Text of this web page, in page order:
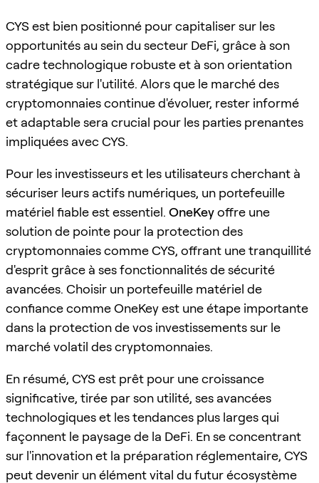
CYS est bien positionné pour capitaliser sur les
opportunités au sein du secteur DeFi, grâce à son
cadre technologique robuste et à son orientation
stratégique sur l'utilité. Alors que le marché des
cryptomonnaies continue d'évoluer, rester informé
et adaptable sera crucial pour les parties prenantes
impliquées avec CYS.
Pour les investisseurs et les utilisateurs cherchant à
sécuriser leurs actifs numériques, un portefeuille
matériel fiable est essentiel. OneKeyoffre une
solution de pointe pour la protection des
cryptomonnaies comme CYS, offrant une tranquillité
d'esprit grâce à ses fonctionnalités de sécurité
avancées. Choisir un portefeuille matériel de
confiance comme OneKey est une étape importante
dans la protection de vos investissements sur le
marché volatil des cryptomonnaies.
En résumé, CYS est prêt pour une croissance
significative, tirée par son utilité, ses avancées
technologiques et les tendances plus larges qui
façonnent le paysage de la DeFi. En se concentrant
sur l'innovation et la préparation réglementaire, CYS
peut devenir un élément vital du futur écosystème